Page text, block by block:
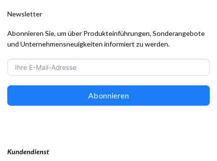
Kundendienst
Newsletter
Abonnieren Sie, um über Produkteinführungen, Sonderangebote
und Unternehmensneuigkeiten informiert zu werden.
Abonnieren